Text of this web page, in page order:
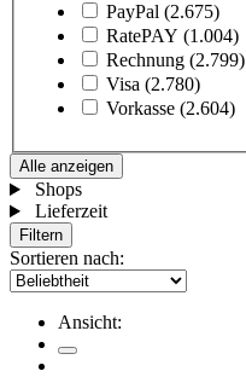
PayPal (2.675)
RatePAY (1.004)
Rechnung (2.799)
Visa (2.780)
Vorkasse (2.604)
Alle anzeigen
Shops
Lieferzeit
Filtern
Sortieren nach:
Ansicht: